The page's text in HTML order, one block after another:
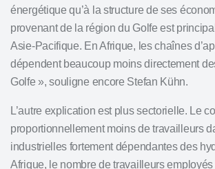
énergétique qu’à la structure de ses
provenant de la région du Golfe est
Asie-Pacifique. En Afrique, les chaînes
dépendent beaucoup moins directement
Golfe », souligne encore Stefan Kühn.
L’autre explication est plus sectorielle. Le
proportionnellement moins de travailleurs
industrielles fortement dépendantes des
Afrique, le nombre de travailleurs employés